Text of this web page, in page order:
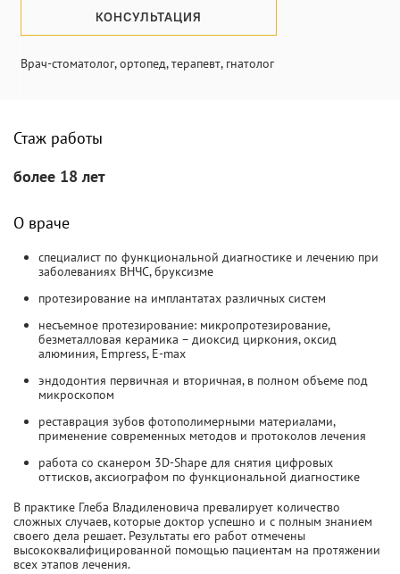
КОНСУЛЬТАЦИЯ
Врач-стоматолог, ортопед, терапевт, гнатолог
Стаж работы
более 18 лет
О враче
специалист по функциональной диагностике и лечению при
заболеваниях ВНЧС, бруксизме
протезирование на имплантатах различных систем
несъемное протезирование: микропротезирование,
безметалловая керамика – диоксид циркония, оксид
алюминия, Empress, E-max
эндодонтия первичная и вторичная, в полном объеме под
микроскопом
реставрация зубов фотополимерными материалами,
применение современных методов и протоколов лечения
работа со сканером 3D-Shape для снятия цифровых
оттисков, аксиографом по функциональной диагностике
В практике Глеба Владиленовича превалирует количество
сложных случаев, которые доктор успешно и с полным знанием
своего дела решает. Результаты его работ отмечены
высококвалифицированной помощью пациентам на протяжении
всех этапов лечения.